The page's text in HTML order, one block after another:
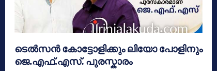
ടെൽസൻ കോട്ടോളിക്കും ലിയോ പോളിനും
ജെ.എഫ്.എസ്. പുരസ്കാരം